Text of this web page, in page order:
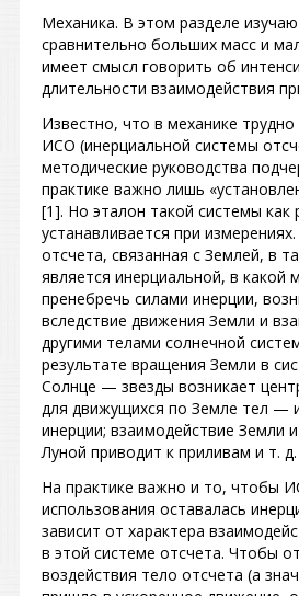
Механика. В этом разделе
сравнительно больших масс и
имеет смысл говорить об
длительности взаимодействия
Известно, что в механике
ИСО (инерциальной системы
методические руководства
практике важно лишь
[1]. Но эталон такой системы как
устанавливается при
отсчета, связанная с Землей, в
является инерциальной, в
пренебречь силами инерции,
вследствие движения Земли и
другими телами солнечной
результате вращения Земли в
Солнце — звезды возникает
для движущихся по Земле тел —
инерции; взаимодействие Земли
Луной приводит к приливам и т. д.
На практике важно и то, чтобы
использования оставалась
зависит от характера
в этой системе отсчета. Чтобы
воздействия тело отсчета (а